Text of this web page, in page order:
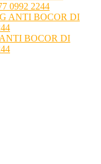
0992 2244
BOCOR DI